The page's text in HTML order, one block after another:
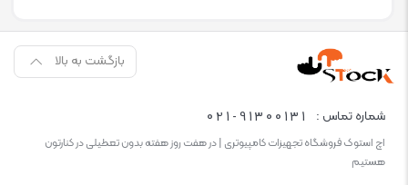
بازگشت به بالا
شماره تماس : 021-91300131
اچ استوک فروشگاه تجهیزات کامپیوتری | در هفت روز هفته بدون تعطیلی در کنارتون
هستیم